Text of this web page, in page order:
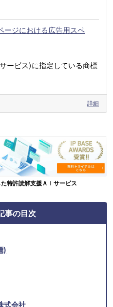
ージにおける広告用スペ
ービス)に指定している商標
詳細
特許読解支援ＡＩサービス
事の目次
)
式会社